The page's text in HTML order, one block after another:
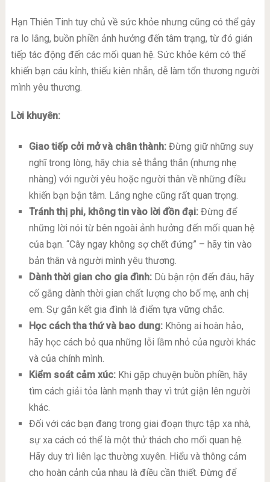
Hạn Thiên Tinh tuy chủ về sức khỏe nhưng cũng có thể gây
ra lo lắng, buồn phiền ảnh hưởng đến tâm trạng, từ đó gián
tiếp tác động đến các mối quan hệ. Sức khỏe kém có thể
khiến bạn cáu kỉnh, thiếu kiên nhẫn, dễ làm tổn thương người
mình yêu thương.
Lời khuyên:
Giao tiếp cởi mở và chân thành:Đừng giữ những suy
nghĩ trong lòng, hãy chia sẻ thẳng thắn (nhưng nhẹ
nhàng) với người yêu hoặc người thân về những điều
khiến bạn bận tâm. Lắng nghe cũng rất quan trọng.
Tránh thị phi, không tin vào lời đồn đại:Đừng để
những lời nói từ bên ngoài ảnh hưởng đến mối quan hệ
của bạn. “Cây ngay không sợ chết đứng” – hãy tin vào
bản thân và người mình yêu thương.
Dành thời gian cho gia đình:Dù bận rộn đến đâu, hãy
cố gắng dành thời gian chất lượng cho bố mẹ, anh chị
em. Sự gắn kết gia đình là điểm tựa vững chắc.
Học cách tha thứ và bao dung:Không ai hoàn hảo,
hãy học cách bỏ qua những lỗi lầm nhỏ của người khác
và của chính mình.
Kiểm soát cảm xúc:Khi gặp chuyện buồn phiền, hãy
tìm cách giải tỏa lành mạnh thay vì trút giận lên người
khác.
Đối với các bạn đang trong giai đoạn thực tập xa nhà,
sự xa cách có thể là một thử thách cho mối quan hệ.
Hãy duy trì liên lạc thường xuyên. Hiểu và thông cảm
cho hoàn cảnh của nhau là điều cần thiết. Đừng để